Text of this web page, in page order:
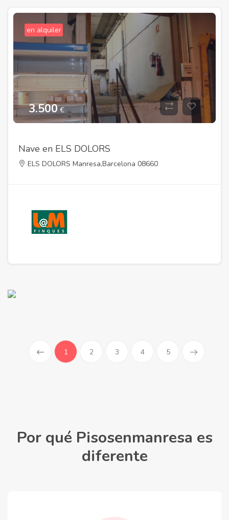
en alquiler
3.500 €
Nave en ELS DOLORS
ELS DOLORS Manresa,Barcelona 08660
1 (current)
2 3 4 5
Por qué Pisosenmanresa es
diferente